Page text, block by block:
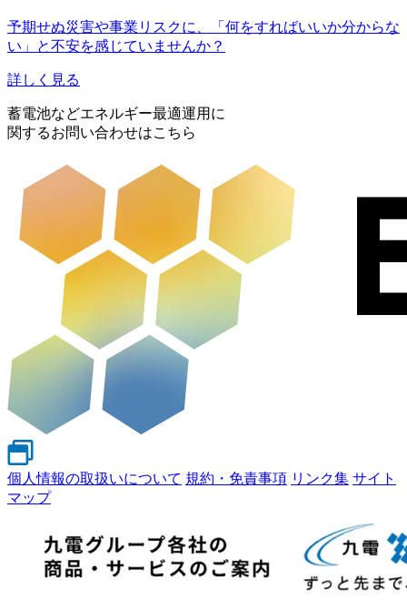
予期せぬ災害や事業リスクに、「何をすればいいか分からな
い」と不安を感じていませんか？
詳しく見る
蓄電池などエネルギー最適運用に
関するお問い合わせはこちら
個人情報の取扱いについて 規約・免責事項 リンク集 サイト
マップ